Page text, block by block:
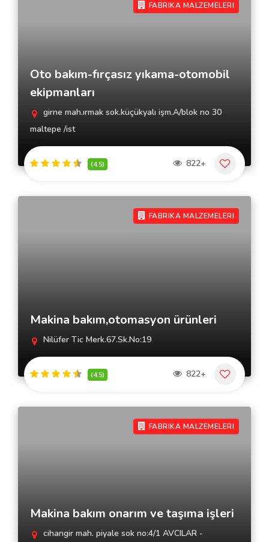
FABRIKA MALZEMELERI
Oto bakım-fırçasız yıkama-otomobil
ekipmanları
girne mah.ırmak sok.küçükyalı işm.A/blok no 30
maltepe /ist
(4.5) 822+
FABRIKA MALZEMELERI
Makina bakım,otomasyon ürünleri
Nilüfer Tic Merk.67.Sk.No:19
(4.5) 822+
FABRIKA MALZEMELERI
Makina bakım onarım ve taşıma işleri
cihangir mah. piyale sok no:4/1 AVCILAR -